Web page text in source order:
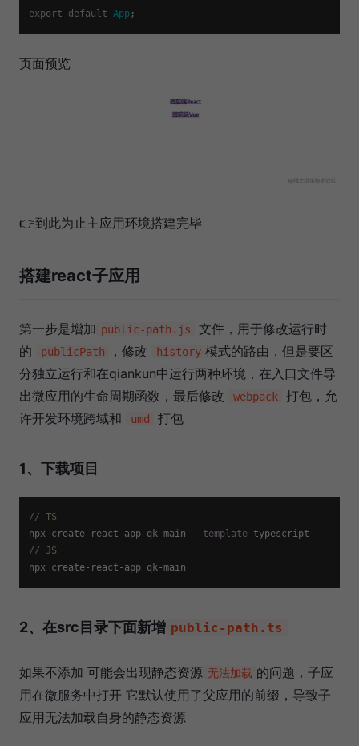
export default App
页面预览
👉到此为止主应用环境搭建完毕
搭建react子应用
第一步是增加 public-path.js
文件，用于修改运行时
的
publicPath ，修改 history 模式的路由，但是要区
分独立运行和在qiankun中运行两种环境，在入口文件导
出微应用的生命周期函数，最后修改
webpack
打包，允
许开发环境跨域和
umd 打包
1、下载项目
// TS
npx create-react-app qk-main -- template
// JS
2、在src目录下面新增 public-path.ts
如果不添加 可能会出现静态资源 无法加载 的问题，子应
用在微服务中打开 它默认使用了父应用的前缀，导致子
应用无法加载自身的静态资源